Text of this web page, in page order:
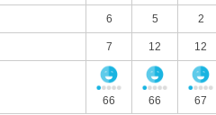
6 5 2
7 12 12
66 66 67